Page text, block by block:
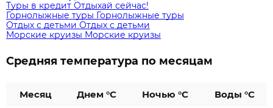
Туры в кредит Отдыхай сейчас!
Горнолыжные туры Горнолыжные туры
Отдых с детьми Отдых с детьми
Морские круизы Морские круизы
Средняя температура по месяцам
Месяц Днем °C Ночью °C Воды °C